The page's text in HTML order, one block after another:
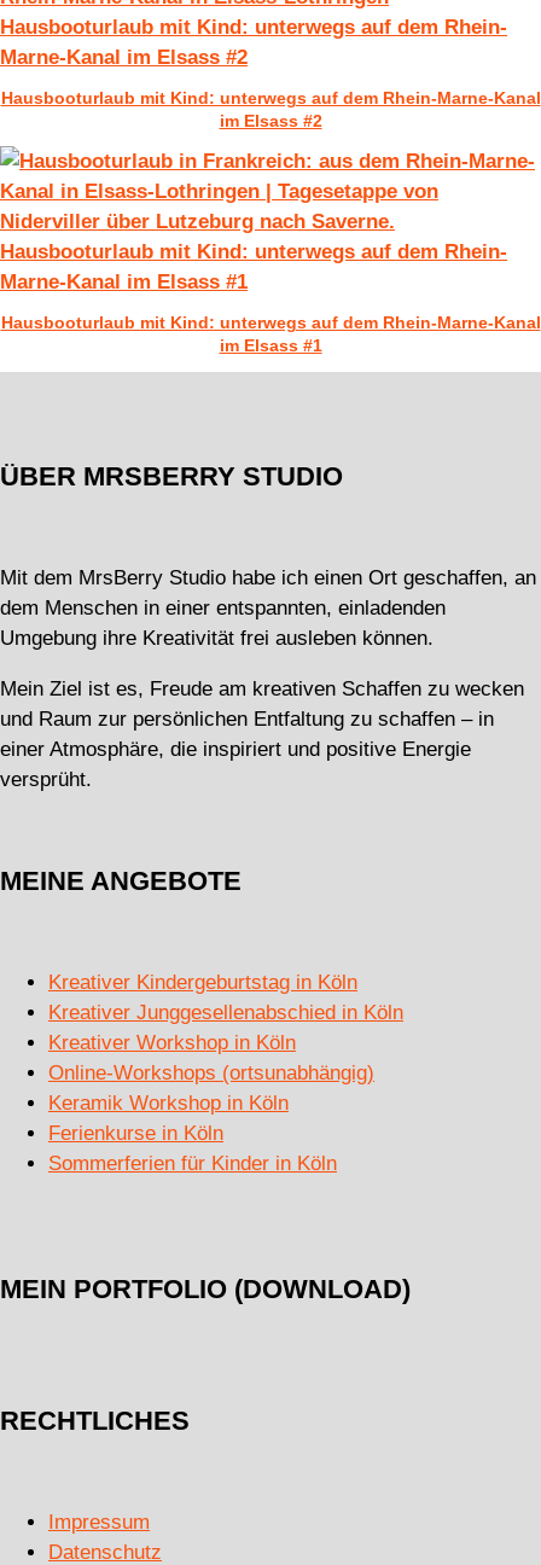
Hausbooturlaub mit Kind: unterwegs auf dem Rhein-
Marne-Kanal im Elsass #2
Hausbooturlaub mit Kind: unterwegs auf dem Rhein-Marne-Kanal
im Elsass #2
Hausbooturlaub mit Kind: unterwegs auf dem Rhein-
Marne-Kanal im Elsass #1
Hausbooturlaub mit Kind: unterwegs auf dem Rhein-Marne-Kanal
im Elsass #1
ÜBER MRSBERRY STUDIO
Mit dem MrsBerry Studio habe ich einen Ort geschaffen, an
dem Menschen in einer entspannten, einladenden
Umgebung ihre Kreativität frei ausleben können.
Mein Ziel ist es, Freude am kreativen Schaffen zu wecken
und Raum zur persönlichen Entfaltung zu schaffen – in
einer Atmosphäre, die inspiriert und positive Energie
versprüht.
MEINE ANGEBOTE
Kreativer Kindergeburtstag in Köln
Kreativer Junggesellenabschied in Köln
Kreativer Workshop in Köln
Online-Workshops (ortsunabhängig)
Keramik Workshop in Köln
Ferienkurse in Köln
Sommerferien für Kinder in Köln
MEIN PORTFOLIO (DOWNLOAD)
RECHTLICHES
Impressum
Datenschutz